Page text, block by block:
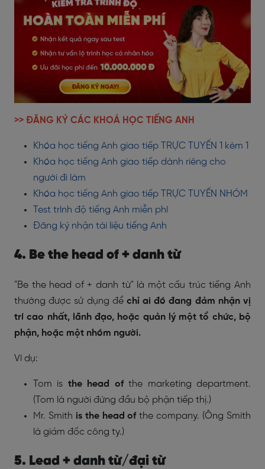
>> ĐĂNG KÝ CÁC KHOÁ HỌC TIẾNG ANH
Khóa học tiếng Anh giao tiếp TRỰC TUYẾN 1 kèm 1
Khóa học tiếng Anh giao tiếp dành riêng cho
người đi làm
Khóa học tiếng Anh giao tiếp TRỰC TUYẾN NHÓM
Test trình độ tiếng Anh miễn phí
Đăng ký nhận tài liệu tiếng Anh
4. Be the head of + danh từ
"Be the head of + danh từ" là một cấu trúc tiếng Anh
thường được sử dụng để chỉ ai đó đang đảm nhận vị
trí cao nhất, lãnh đạo, hoặc quản lý một tổ chức, bộ
phận, hoặc một nhóm người.
Ví dụ:
Tom is the head ofthe marketing department.
(Tom là người đứng đầu bộ phận tiếp thị.)
Mr. Smith is the head ofthe company. (Ông Smith
là giám đốc công ty.)
5. Lead + danh từ/đại từ